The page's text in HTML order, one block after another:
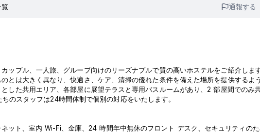
覧 通報する
ップル、一人旅、グループ向けのリーズナブルで質の高いホステルをご紹介しま
とは大きく異なり、快適さ、ケア、清掃の優れた条件を備えた場所を提供するよ
した共用エリア、各部屋に展望テラスと専用バスルームがあり、2 部屋間でのみ
のスタッフは24時間体制で個別の対応をいたします。
ット、室内 Wi-Fi、金庫、24 時間年中無休のフロント デスク、セキュリティの